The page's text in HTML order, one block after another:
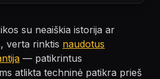
su neaiškia istorija ar
verta rinktis naudotus
— patikrintus
atlikta techninė patikra prieš